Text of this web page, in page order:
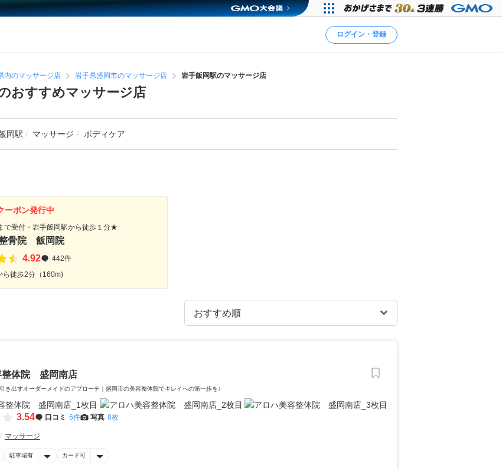
ログイン・登録
内のマッサージ店 岩手県盛岡市のマッサージ店 岩手飯岡駅のマッサージ店
おすすめマッサージ店
岡駅 マッサージ ボディケア
ーポン発行中
で受付・岩手飯岡駅から徒歩１分★
骨院 飯岡院
4.92
442件
ら徒歩2分（160m)
整体院 盛岡南店
き出すオーダーメイドのアプローチ｜盛岡市の美容整体院でキレイへの第一歩を♪
3.54 口コミ 6件 写真 8枚
マッサージ
駐車場有 カード可